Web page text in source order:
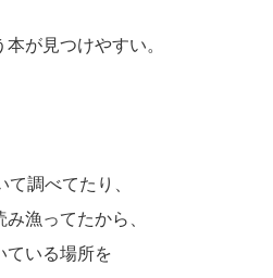
が見つけやすい。
調べてたり、
漁ってたから、
ている場所を